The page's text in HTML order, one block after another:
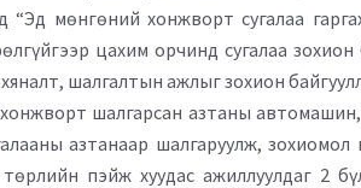
мөнгөний хонжворт сугалаа
цахим орчинд сугалаа
шалгалтын ажлыг зохион
шалгарсан азтаны
азтанаар шалгаруулж,
пэйж хуудас ажиллуулдаг 2